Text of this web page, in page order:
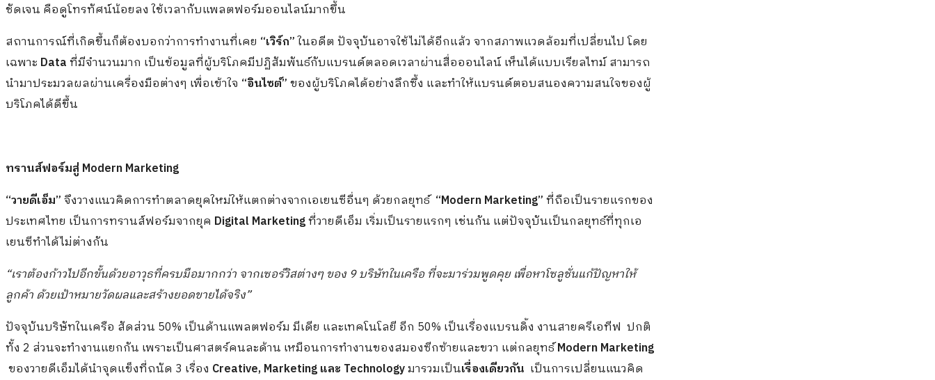
ชัดเจน คือดูโทรทัศน์น้อยลง ใช้เวลากับแพลตฟอร์มออนไลน์มากขึ้น
สถานการณ์ที่เกิดขึ้นก็ต้องบอกว่าการทำงานที่เคย “เวิร์ก”ในอดีต ปัจจุบันอาจใช้ไม่ได้อีกแล้ว จากสภาพแวดล้อมที่เปลี่ยนไป โดย
เฉพาะ Dataที่มีจำนวนมาก เป็นข้อมูลที่ผู้บริโภคมีปฏิสัมพันธ์กับแบรนด์ตลอดเวลาผ่านสื่อออนไลน์ เห็นได้แบบเรียลไทม์ สามารถ
นำมาประมวลผลผ่านเครื่องมือต่างๆ เพื่อเข้าใจ “อินไซต์”ของผู้บริโภคได้อย่างลึกซึ้ง และทำให้แบรนด์ตอบสนองความสนใจของผู้
บริโภคได้ดีขึ้น
ทรานส์ฟอร์มสู่ Modern Marketing
“วายดีเอ็ม”จึงวางแนวคิดการทำตลาดยุคใหม่ให้แตกต่างจากเอเยนซีอื่นๆ ด้วยกลยุทธ์ “Modern Marketing”ที่ถือเป็นรายแรกของ
ประเทศไทย เป็นการทรานส์ฟอร์มจากยุค Digital Marketingที่วายดีเอ็ม เริ่มเป็นรายแรกๆ เช่นกัน แต่ปัจจุบันเป็นกลยุทธ์ที่ทุกเอ
เยนซีทำได้ไม่ต่างกัน
“เราต้องก้าวไปอีกขั้นด้วยอาวุธที่ครบมือมากกว่า จากเซอร์วิสต่างๆ ของ9 บริษัทในเครือ ที่จะมาร่วมพูดคุย เพื่อหาโซลูชั่นแก้ปัญหาให้
ลูกค้า ด้วยเป้าหมายวัดผลและสร้างยอดขายได้จริง”
ปัจจุบันบริษัทในเครือ สัดส่วน 50% เป็นด้านแพลตฟอร์ม มีเดีย และเทคโนโลยี อีก 50% เป็นเรื่องแบรนดิ้ง งานสายครีเอทีฟ ปกติ
ทั้ง 2 ส่วนจะทำงานแยกกัน เพราะเป็นศาสตร์คนละด้าน เหมือนการทำงานของสมองซีกซ้ายและขวา แต่กลยุทธ์Modern Marketing
ของวายดีเอ็มได้นำจุดแข็งที่ถนัด 3 เรื่อง Creative, Marketing และ Technologyมารวมเป็นเรื่องเดียวกัน เป็นการเปลี่ยนแนวคิด